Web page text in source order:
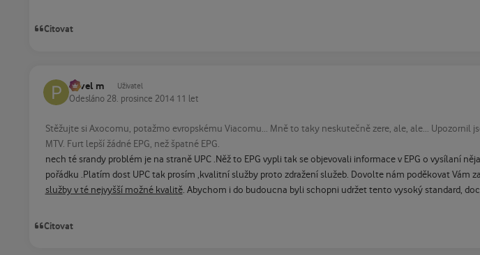
Citovat
Pavel m Uživatel
Odesláno 28. prosince 2014 11 let
Stěžujte si Axocomu, potažmo evropskému Viacomu... Mně to taky neskutečně zere, ale, ale...
MTV. Furt lepší žádné EPG, než špatné EPG.
nech té srandy problém je na straně UPC .Něž to EPG vypli tak se objevovali informace v EPG o vysílaní
pořádku .Platím dost UPC tak prosím ,kvalitní služby proto zdražení služeb. Dovolte nám poděkovat Vám
služby v té nejvyšší možné kvalitě. Abychom i do budoucna byli schopni udržet tento vysoký standard,
Citovat